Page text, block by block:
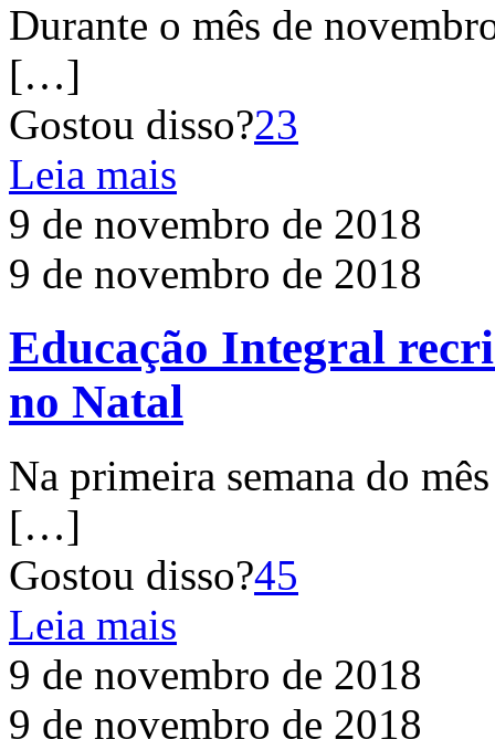
Durante o mês de
[…]
Gostou disso?23
Leia mais
9 de novembro de 2018
9 de novembro de 2018
Educação Integral
no Natal
Na primeira semana do
[…]
Gostou disso?45
Leia mais
9 de novembro de 2018
9 de novembro de 2018